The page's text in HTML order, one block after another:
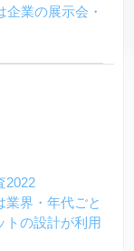
業の展示会・
2022
業界・年代ごと
トの設計が利用